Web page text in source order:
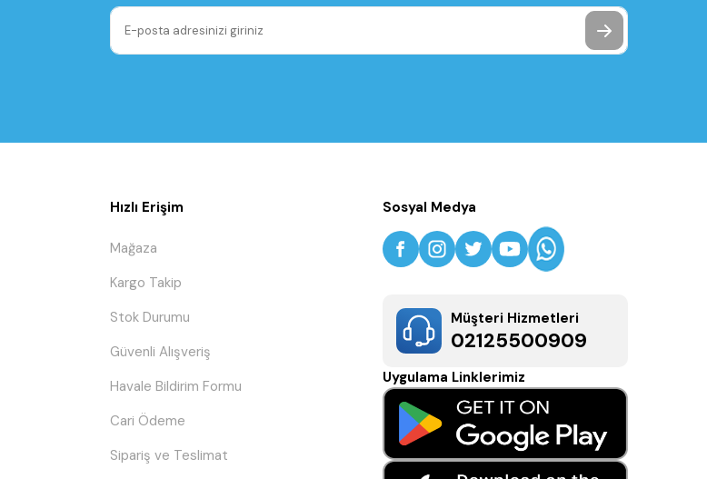
Hızlı Erişim
Mağaza
Kargo Takip
Stok Durumu
Güvenli Alışveriş
Havale Bildirim Formu
Cari Ödeme
Sipariş ve Teslimat
Sosyal Medya
Müşteri Hizmetleri
02125500909
Uygulama Linklerimiz